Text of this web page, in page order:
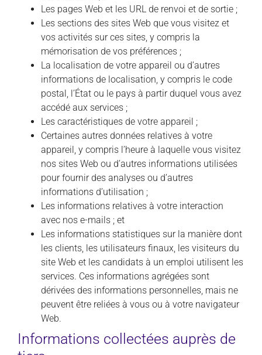
Les pages Web et les URL de renvoi et de sortie ;
Les sections des sites Web que vous visitez et
vos activités sur ces sites, y compris la
mémorisation de vos préférences ;
La localisation de votre appareil ou d’autres
informations de localisation, y compris le code
postal, l’État ou le pays à partir duquel vous avez
accédé aux services ;
Les caractéristiques de votre appareil ;
Certaines autres données relatives à votre
appareil, y compris l’heure à laquelle vous visitez
nos sites Web ou d’autres informations utilisées
pour fournir des analyses ou d’autres
informations d’utilisation ;
Les informations relatives à votre interaction
avec nos e-mails ; et
Les informations statistiques sur la manière dont
les clients, les utilisateurs finaux, les visiteurs du
site Web et les candidats à un emploi utilisent les
services. Ces informations agrégées sont
dérivées des informations personnelles, mais ne
peuvent être reliées à vous ou à votre navigateur
Web.
Informations collectées auprès de